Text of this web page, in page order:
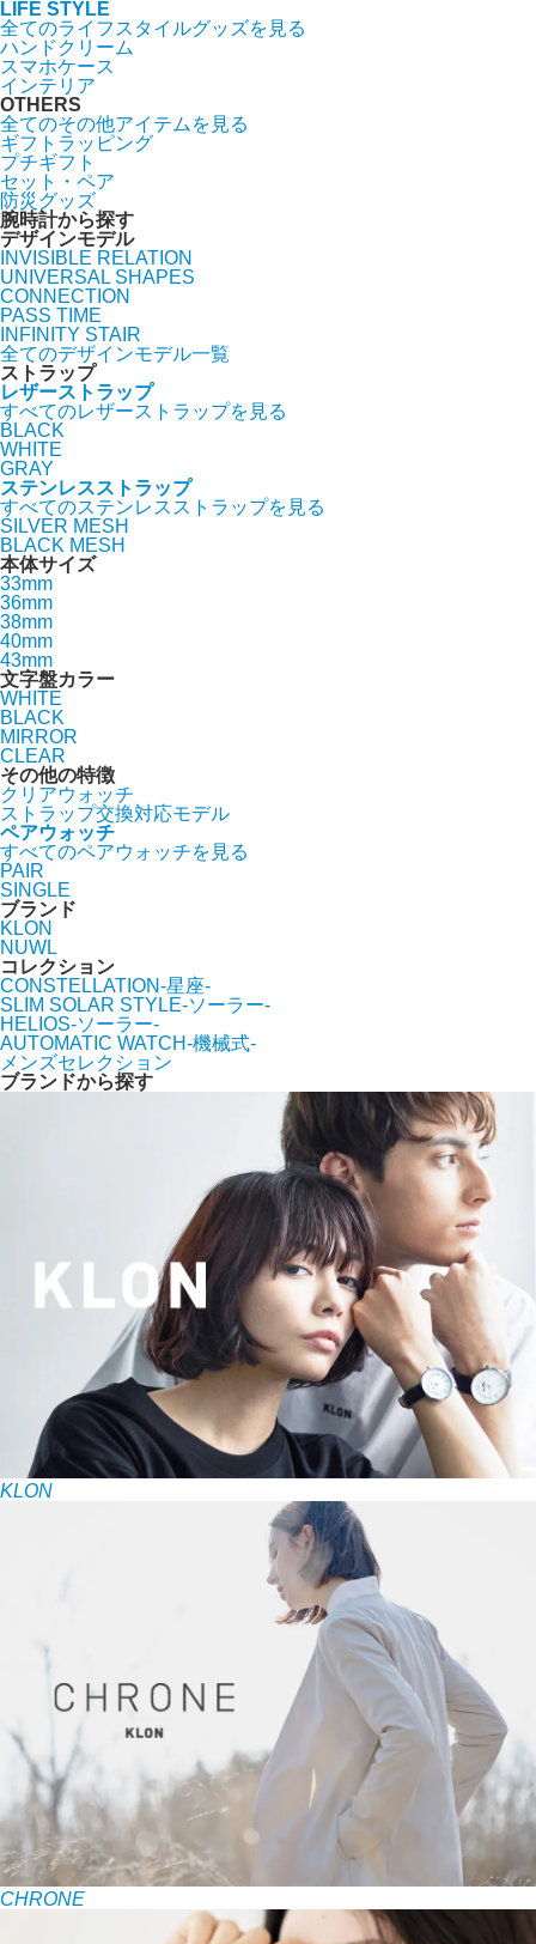
LIFE STYLE
全てのライフスタイルグッズを見る
ハンドクリーム
スマホケース
インテリア
OTHERS
全てのその他アイテムを見る
ギフトラッピング
プチギフト
セット・ペア
防災グッズ
腕時計から探す
デザインモデル
INVISIBLE RELATION
UNIVERSAL SHAPES
CONNECTION
PASS TIME
INFINITY STAIR
全てのデザインモデル一覧
ストラップ
レザーストラップ
すべてのレザーストラップを見る
BLACK
WHITE
GRAY
ステンレスストラップ
すべてのステンレスストラップを見る
SILVER MESH
BLACK MESH
本体サイズ
33mm
36mm
38mm
40mm
43mm
文字盤カラー
WHITE
BLACK
MIRROR
CLEAR
その他の特徴
クリアウォッチ
ストラップ交換対応モデル
ペアウォッチ
すべてのペアウォッチを見る
PAIR
SINGLE
ブランド
KLON
NUWL
コレクション
CONSTELLATION-星座-
SLIM SOLAR STYLE-ソーラー-
HELIOS-ソーラー-
AUTOMATIC WATCH-機械式-
メンズセレクション
ブランドから探す
KLON
CHRONE